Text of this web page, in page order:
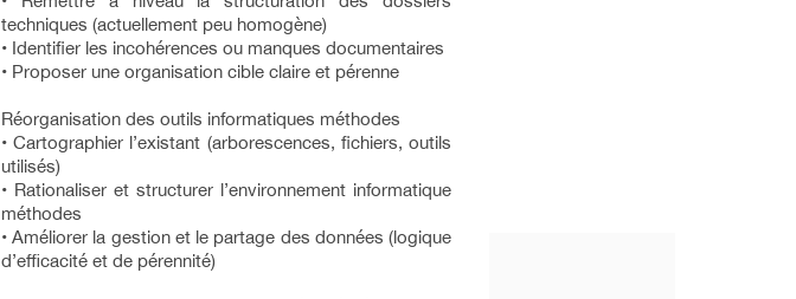
techniques (actuellement peu homogène)
• Identifier les incohérences ou manques documentaires
• Proposer une organisation cible claire et pérenne
Réorganisation des outils informatiques méthodes
• Cartographier l’existant (arborescences, fichiers, outils
utilisés)
• Rationaliser et structurer l’environnement informatique
méthodes
• Améliorer la gestion et le partage des données (logique
d’efficacité et de pérennité)